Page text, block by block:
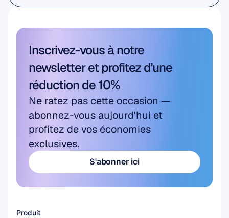
Recherche Académique
Inscrivez-vous à notre
newsletter et profitez d'une
réduction de 10%
Ne ratez pas cette occasion —
abonnez-vous aujourd'hui et
profitez de vos économies
exclusives.
S'abonner ici
Produit